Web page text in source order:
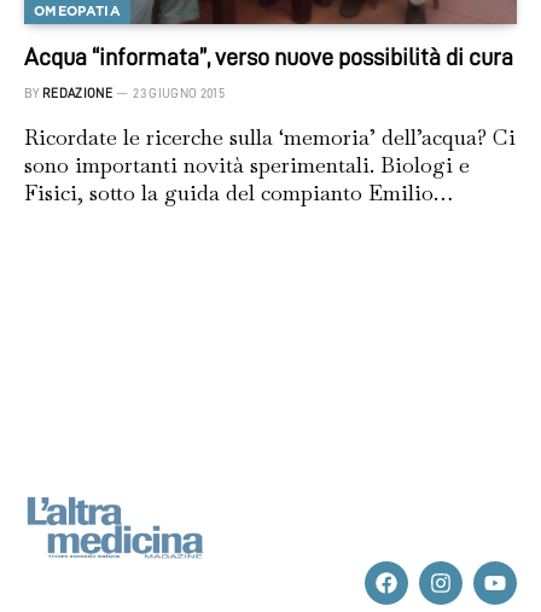
OMEOPATIA
Acqua “informata”, verso nuove possibilità di cura
BY REDAZIONE 23 GIUGNO 2015
Ricordate le ricerche sulla ‘memoria’ dell’acqua? Ci
sono importanti novità sperimentali. Biologi e
Fisici, sotto la guida del compianto Emilio…